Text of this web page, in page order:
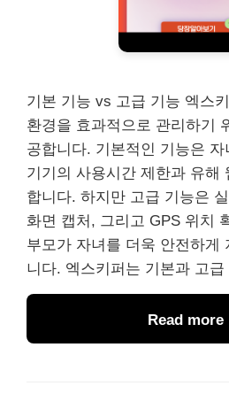
기본 기능 vs 고급 기능 엑스
환경을 효과적으로 관리하기
공합니다. 기본적인 기능은
기기의 사용시간 제한과 유해
합니다. 하지만 고급 기능은
화면 캡처, 그리고 GPS 위치
부모가 자녀를 더욱 안전하게
니다. 엑스키퍼는 기본과 고
Read more